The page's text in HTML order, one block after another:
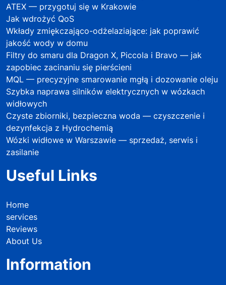
ATEX — przygotuj się w Krakowie
Jak wdrożyć QoS
Wkłady zmiękczająco-odżelaziające: jak poprawić
jakość wody w domu
Filtry do smaru dla Dragon X, Piccola i Bravo — jak
zapobiec zacinaniu się pierścieni
MQL — precyzyjne smarowanie mgłą i dozowanie oleju
Szybka naprawa silników elektrycznych w wózkach
widłowych
Czyste zbiorniki, bezpieczna woda — czyszczenie i
dezynfekcja z Hydrochemią
Wózki widłowe w Warszawie — sprzedaż, serwis i
zasilanie
Useful Links
Home
services
Reviews
About Us
Information